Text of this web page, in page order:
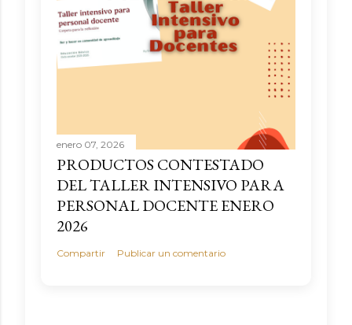
enero 07, 2026
PRODUCTOS CONTESTADO
DEL TALLER INTENSIVO PARA
PERSONAL DOCENTE ENERO
2026
Compartir Publicar un comentario